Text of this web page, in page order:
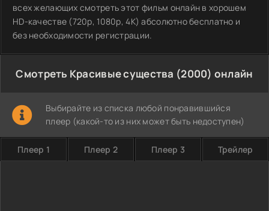
всех желающих смотреть этот фильм онлайн в хорошем
HD-качестве (720p, 1080p, 4K) абсолютно бесплатно и
без необходимости регистрации.
Смотреть Красивые существа (2000) онлайн
Выбирайте из списка любой понравившийся
плеер (какой-то из них может быть недоступен)
Плеер 1 Плеер 2 Плеер 3 Трейлер